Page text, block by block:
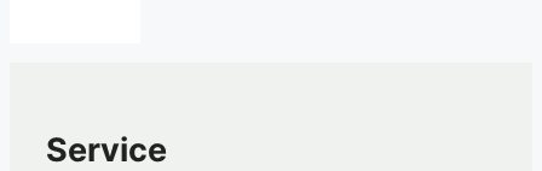
Service